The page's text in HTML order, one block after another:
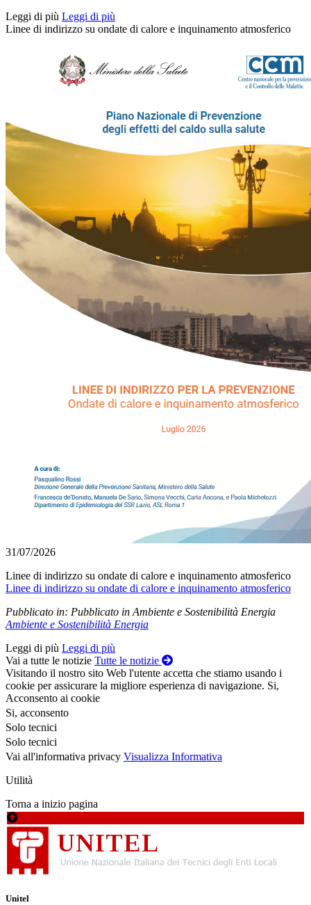
Leggi di più Leggi di più
Linee di indirizzo su ondate di calore e inquinamento atmosferico
31/07/2026
Linee di indirizzo su ondate di calore e inquinamento atmosferico
Linee di indirizzo su ondate di calore e inquinamento atmosferico
Pubblicato in: Pubblicato in Ambiente e Sostenibilità Energia
Ambiente e Sostenibilità Energia
Leggi di più Leggi di più
Vai a tutte le notizie Tutte le notizie
Visitando il nostro sito Web l'utente accetta che stiamo usando i
cookie per assicurare la migliore esperienza di navigazione. Si,
Acconsento ai cookie
Si, acconsento
Solo tecnici
Solo tecnici
Vai all'informativa privacy Visualizza Informativa
Utilità
Torna a inizio pagina
Unitel